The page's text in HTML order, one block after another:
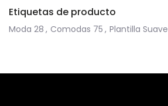
Etiquetas de producto
Moda 28 , Comodas 75 , Plantilla Suave